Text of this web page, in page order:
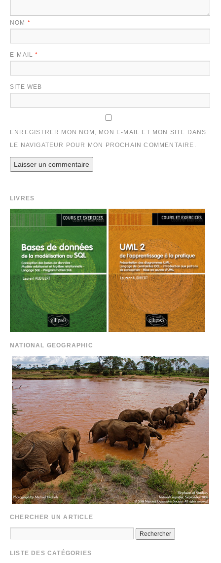
NOM *
E-MAIL*
SITE WEB
ENREGISTRER MON NOM, MON E-MAIL ET MON SITE DANS
LE NAVIGATEUR POUR MON PROCHAIN COMMENTAIRE.
LIVRES
NATIONAL GEOGRAPHIC
CHERCHER UN ARTICLE
LISTE DES CATÉGORIES